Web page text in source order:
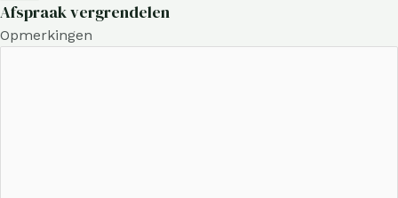
Afspraak vergrendelen
Opmerkingen